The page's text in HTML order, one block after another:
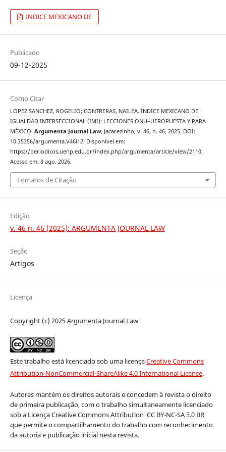
INDICE MEXICANO DE
Publicado
09-12-2025
Como Citar
LOPEZ SANCHEZ, ROGELIO; CONTRERAS, NAILEA. ÍNDICE MEXICANO DE
IGUALDAD INTERSECCIONAL (IMI): LECCIONES ONU–UEROPUESTA Y PARA
MÉXICO. Argumenta Journal Law, Jacarezinho, v. 46, n. 46, 2025. DOI:
10.35356/argumenta.V46i12. Disponível em:
https://periodicos.uenp.edu.br/index.php/argumenta/article/view/2110.
Acesso em: 8 ago. 2026.
Fomatos de Citação
Edição
v. 46 n. 46 (2025): ARGUMENTA JOURNAL LAW
Seção
Artigos
Licença
Copyright (c) 2025 Argumenta Journal Law
Este trabalho está licenciado sob uma licençaCreative Commons
Attribution-NonCommercial-ShareAlike 4.0 International License.
Autores mantém os direitos autorais e concedem à revista o direito
de primeira publicação, com o trabalho simultaneamente licenciado
sob a Licença Creative Commons Attribution CC BY-NC-SA 3.0 BR
que permite o compartilhamento do trabalho com reconhecimento
da autoria e publicação inicial nesta revista.